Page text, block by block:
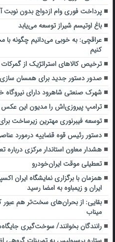
پرداخت فوری وام ازدواج بدون نوبت
باغ اوتیسم شیراز توسعه می‌یابد
عراقچی: به خوبی می‌دانیم چگونه با
کنیم
ترخیص کالاهای استراتژیک از
صدور دستور جدید برای همسان سازی
شهرک صنعتی شاهرود دارای
ترامپ پیروزی‌اش را مدیون این
توسعه فیبرنوری مهترین زیرساخت
دستور رئیس قوه قضاییه درمورد عناصر
هشدار معاون استاندار مرکزی درباره
تعطیلی موقت ایران‌خودرو
همزمان با برگزاری نمایشگاه ایران
ایران و زیمباوه به امضا رسید
بقایی: از بحران‌های سخت‌تر هم عبور
میناب
رانندگان بخوانند/ سوخت‌گیری